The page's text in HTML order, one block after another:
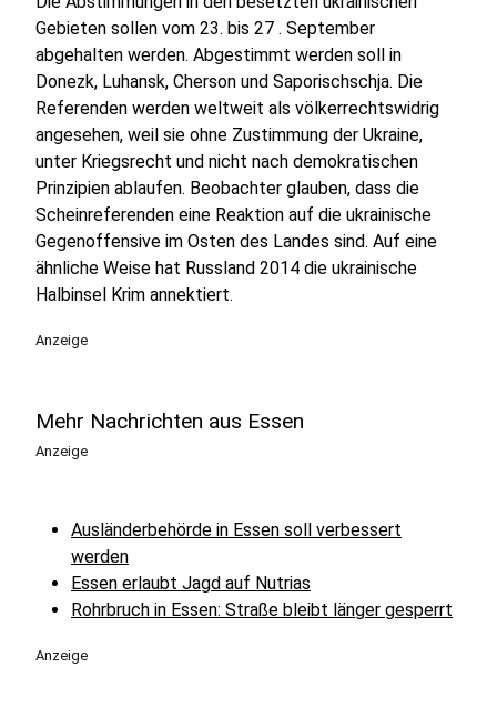
Gebieten sollen vom 23. bis 27 . September
abgehalten werden. Abgestimmt werden soll in
Donezk, Luhansk, Cherson und Saporischschja. Die
Referenden werden weltweit als völkerrechtswidrig
angesehen, weil sie ohne Zustimmung der Ukraine,
unter Kriegsrecht und nicht nach demokratischen
Prinzipien ablaufen. Beobachter glauben, dass die
Scheinreferenden eine Reaktion auf die ukrainische
Gegenoffensive im Osten des Landes sind. Auf eine
ähnliche Weise hat Russland 2014 die ukrainische
Halbinsel Krim annektiert.
Anzeige
Mehr Nachrichten aus Essen
Anzeige
Ausländerbehörde in Essen soll verbessert
werden
Essen erlaubt Jagd auf Nutrias
Rohrbruch in Essen: Straße bleibt länger gesperrt
Anzeige